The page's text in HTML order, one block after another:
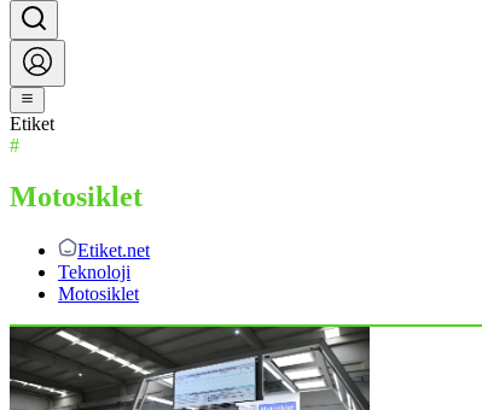
Etiket
#
Motosiklet
Etiket.net
Teknoloji
Motosiklet